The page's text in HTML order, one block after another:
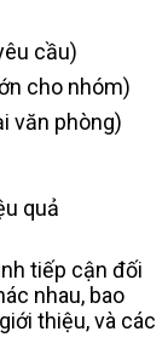
cầu)
cho nhóm)
văn phòng)
quả
tiếp cận đối
nhau, bao
thiệu, và các